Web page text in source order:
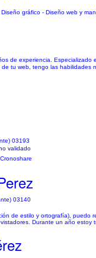
gráfico - Diseño web y
de experiencia.
tu web, tengo las habilidades
03193
validado
03140
de estilo y ortografía),
Durante un año estoy